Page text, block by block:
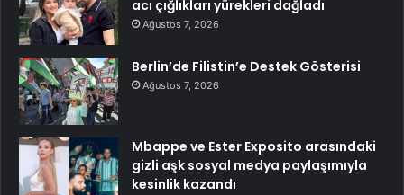
acı çığlıkları yürekleri dağladı
Ağustos 7, 2026
Berlin’de Filistin’e Destek Gösterisi
Ağustos 7, 2026
Mbappe ve Ester Exposito arasındaki
gizli aşk sosyal medya paylaşımıyla
kesinlik kazandı